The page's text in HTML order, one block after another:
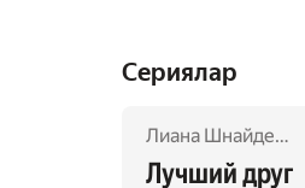
Сериялар
Лиана Шнайдер,
Лучший друг